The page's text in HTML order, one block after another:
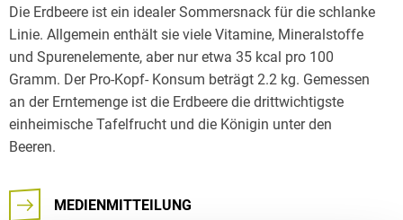
Die Erdbeere ist ein idealer Sommersnack für die schlanke
Linie. Allgemein enthält sie viele Vitamine, Mineralstoffe
und Spurenelemente, aber nur etwa 35 kcal pro 100
Gramm. Der Pro-Kopf- Konsum beträgt 2.2 kg. Gemessen
an der Erntemenge ist die Erdbeere die drittwichtigste
einheimische Tafelfrucht und die Königin unter den
Beeren.
MEDIENMITTEILUNG